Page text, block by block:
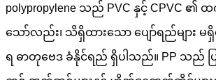
polypropylene သည် PVC နှင့် CPVC
သော်လည်း၊ သိရှိထားသော ပျော်ရည်များ မ
ရ ဓာတုဗေဒ ခံနိုင်ရည် ရှိပါသည်။ PP သည် ပ